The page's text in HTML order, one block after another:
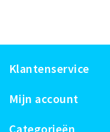
Klantenservice
Mijn account
Categorieën